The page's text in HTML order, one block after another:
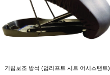
기립보조 방석 (업리프트 시트 어시스탠트)